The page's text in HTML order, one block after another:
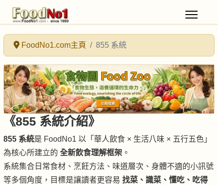
FoodNo1.com主頁 855 系統
《855 系統介紹》
855 系統是 FoodNo1 以「華人飲食 × 生活八味 × 五行五色」
為核心所建立的 全新飲食理解框架 。
系統集合日常食材、烹飪方法、味道層次、身體不適的小訊號
等多個角度，目標是讓讀者更容易 找菜、識菜、懂吃、吃得